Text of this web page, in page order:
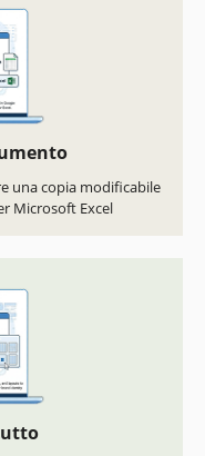
una copia modificabile
Microsoft Excel